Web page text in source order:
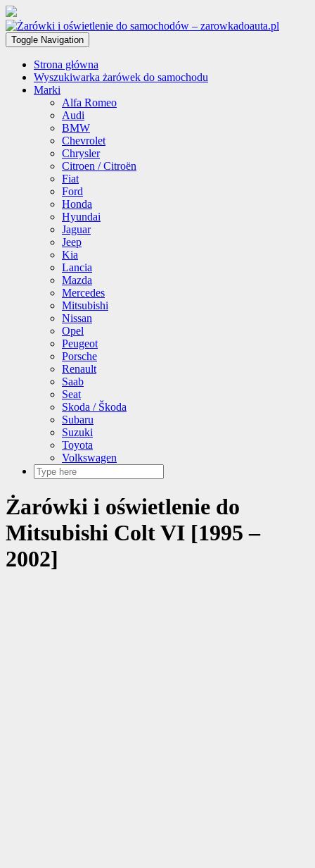
Toggle Navigation
Strona główna
Wyszukiwarka żarówek do samochodu
Marki
Alfa Romeo
Audi
BMW
Chevrolet
Chrysler
Citroen / Citroën
Fiat
Ford
Honda
Hyundai
Jaguar
Jeep
Kia
Lancia
Mazda
Mercedes
Mitsubishi
Nissan
Opel
Peugeot
Porsche
Renault
Saab
Seat
Skoda / Škoda
Subaru
Suzuki
Toyota
Volkswagen
Żarówki i oświetlenie do
Mitsubishi Colt VI [1995 –
2002]